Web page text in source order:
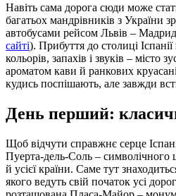
Навіть сама дорога сюди може
багатьох мандрівників з України
автобусами рейсом Львів –
сайті). Прибуття до столиці
кольорів, запахів і звуків – місто
ароматом кави й ранкових
кудись поспішають, але завжди
День перший:
Щоб відчути справжнє серце
Пуерта-дель-Соль –
й усієї країни. Саме тут
якого ведуть свій початок усі